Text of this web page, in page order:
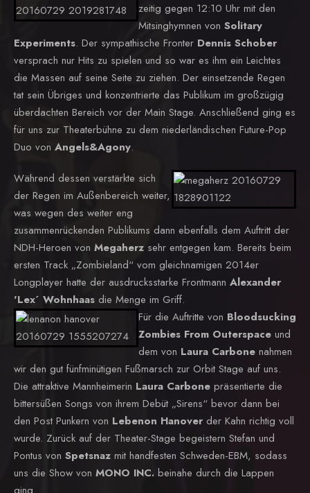
zeitig gegen 12:10 Uhr mit den
Mitsinghymnen von Solitary
Experiments. Der sympathische Fronter Dennis Schober
versprach nur Hits zu spielen und so war es ihm ein Leichtes
die Massen auf seine Seite zu ziehen. Der einsetzende Regen
tat sein Übriges und konzentrierte das Publikum im großzügig
überdachten Bereich vor der Main Stage. Anschließend ging es
für uns zur Theaterbühne zu dem niederländischen Future-Pop
Duo von Angels&Agony.
Während dessen verstärkte sich
der Regen im Außenbereich weiter,
was wegen des weiter eng
zusammenrückenden Publikums dann ebenfalls dem Auftritt der
NDH-Heroen von Megaherz sehr entgegen kam. Bereits beim
ersten Track „Zombieland“ vom gleichnamigen 2014er
Longplayer hatte der ausdrucksstarke Frontmann Alexander
'Lex´ Wohnhaas die Menge im Griff.
Für die Auftritte von Bloodsucking
Zombies From Outerspace und
dem von Laura Carbone nahmen
wir den gut fünfminütigen Fußmarsch zur Orbit Stage auf uns.
Die attraktive Mannheimerin Laura Carbone präsentierte die
bittersüßen Songs von ihrem Debüt „Sirens“ bevor dann bei
den Post Punkern von Lebenon Hanover der Kahn richtig voll
wurde. Zurück auf der Theater-Stage begeistern Stefan und
Pontus von Spetsnaz mit handfesten Schweden-EBM, sodass
uns die Show von MONO INC. beinahe durch die Lappen